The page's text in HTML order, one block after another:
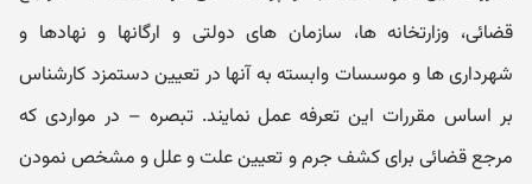
قضائی، وزارتخانه ها، سازمان های دولتی و ارگانها و نهادها و
شهرداری ها و موسسات وابسته به آنها در تعیین دستمزد کارشناس
بر اساس مقررات این تعرفه عمل نمایند. تبصره – در مواردی که
مرجع قضائی برای کشف جرم و تعیین علت و علل و مشخص نمودن